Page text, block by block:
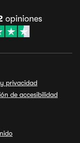
opiniones
privacidad
de accesibilidad